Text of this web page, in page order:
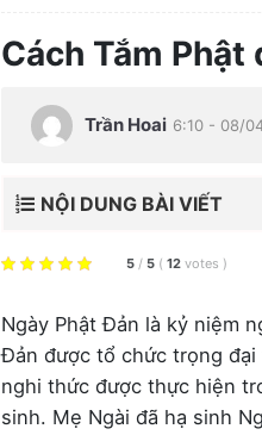
Cách Tắm
Trần Hoai 6:10 - 08/
NỘI DUNG BÀI VIẾT
5 / 5 ( 12 votes )
Ngày Phật Đản là kỷ niệm
Đản được tổ chức trọng đại
nghi thức được thực hiện
sinh. Mẹ Ngài đã hạ sinh